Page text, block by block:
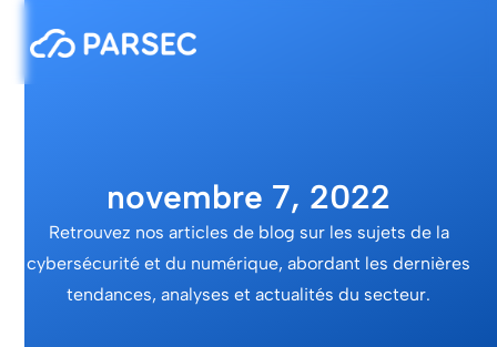
novembre 7, 2022
Retrouvez nos articles de blog sur les sujets de la
cybersécurité et du numérique, abordant les dernières
tendances, analyses et actualités du secteur.